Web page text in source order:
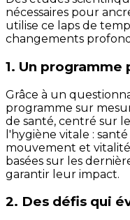
nécessaires pour
utilise ce laps de
changements
1. Un programme
Grâce à un
programme sur
de santé, centré sur
l'hygiène vitale :
mouvement et
basées sur les
garantir leur impact.
2. Des défis qui